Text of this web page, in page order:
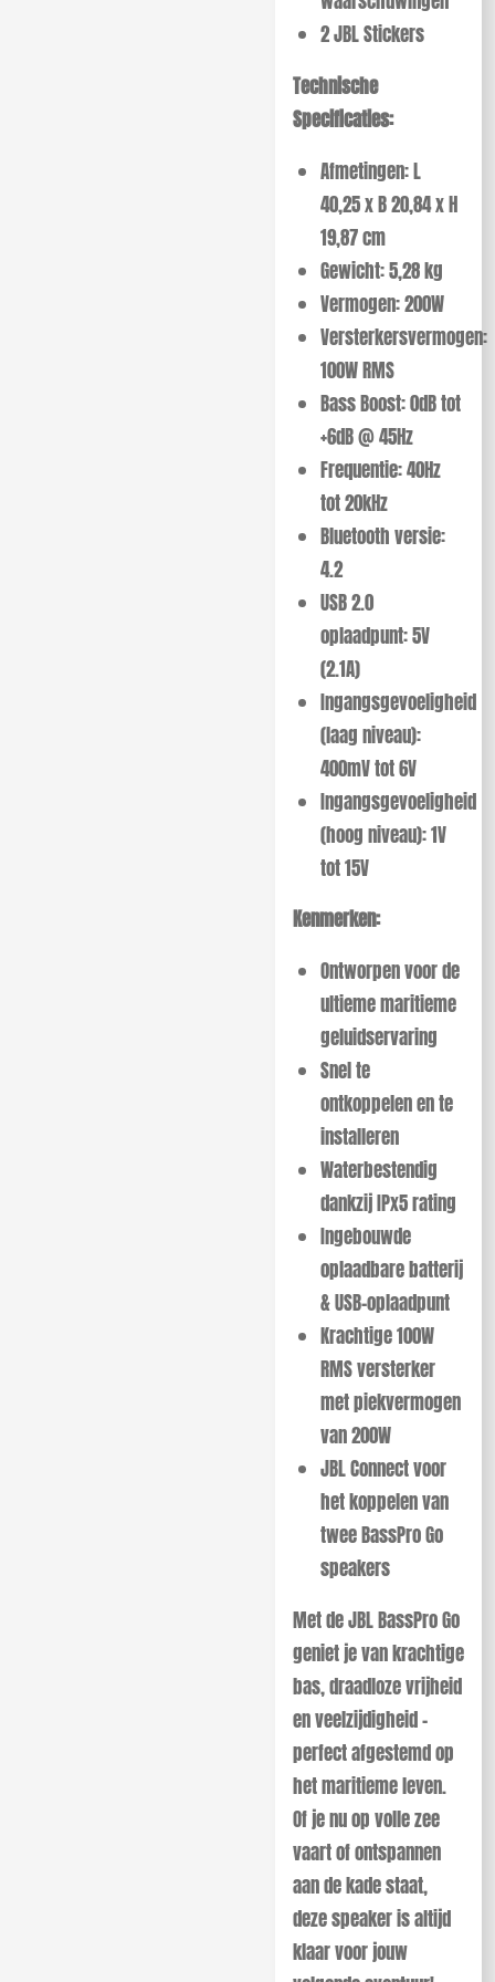
2 JBL Stickers
Technische
Specificaties:
Afmetingen: L
40,25 x B 20,84 x H
19,87 cm
Gewicht: 5,28 kg
Vermogen: 200W
Versterkersvermogen:
100W RMS
Bass Boost: 0dB tot
+6dB @ 45Hz
Frequentie: 40Hz
tot 20kHz
Bluetooth versie:
4.2
USB 2.0
oplaadpunt: 5V
(2.1A)
Ingangsgevoeligheid
(laag niveau):
400mV tot 6V
Ingangsgevoeligheid
(hoog niveau): 1V
tot 15V
Kenmerken:
Ontworpen voor de
ultieme maritieme
geluidservaring
Snel te
ontkoppelen en te
installeren
Waterbestendig
dankzij IPx5 rating
Ingebouwde
oplaadbare batterij
& USB-oplaadpunt
Krachtige 100W
RMS versterker
met piekvermogen
van 200W
JBL Connect voor
het koppelen van
twee BassPro Go
speakers
Met de JBL BassPro Go
geniet je van krachtige
bas, draadloze vrijheid
en veelzijdigheid –
perfect afgestemd op
het maritieme leven.
Of je nu op volle zee
vaart of ontspannen
aan de kade staat,
deze speaker is altijd
klaar voor jouw